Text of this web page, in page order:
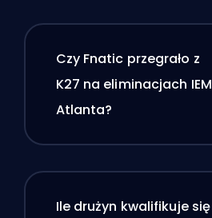
Czy Fnatic przegrało z
K27 na eliminacjach IEM
Atlanta?
Ile drużyn kwalifikuje się